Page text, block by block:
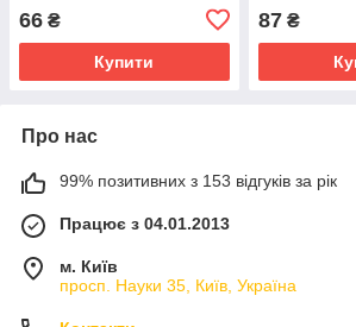
66 ₴
Купити
87₴
Про нас
99% позитивних з 153 відгуків за рік
Працює з 04.01.2013
м. Київ
просп. Науки 35, Київ, Україна